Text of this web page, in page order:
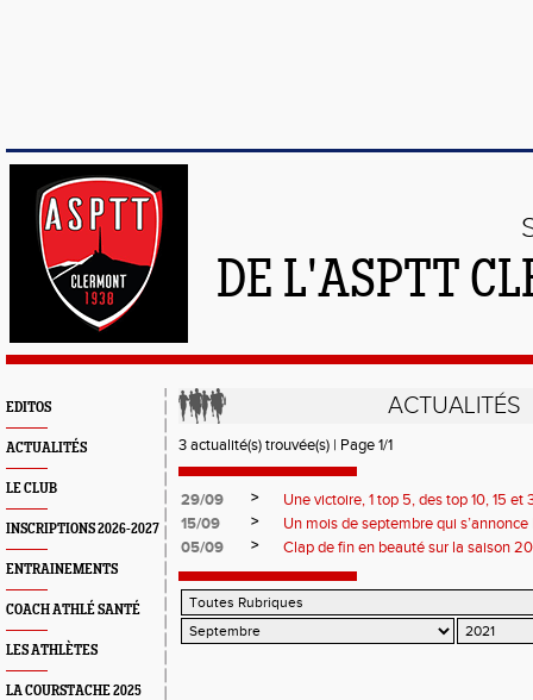
DE L'ASPTT
EDITOS
ACTUALITÉS
LE CLUB
INSCRIPTIONS 2026-2027
ENTRAINEMENTS
COACH ATHLÉ SANTÉ
LES ATHLÈTES
LA COURSTACHE 2025
ACTUALITÉS
3 actualité(s) trouvée(s) | Page 1/1
29/09 >
Une victoire, 1 top 5, des top 10, 15 et
15/09
>
Un mois de septembre qui s’annonce
05/09
> Clap de fin en beauté sur la saison